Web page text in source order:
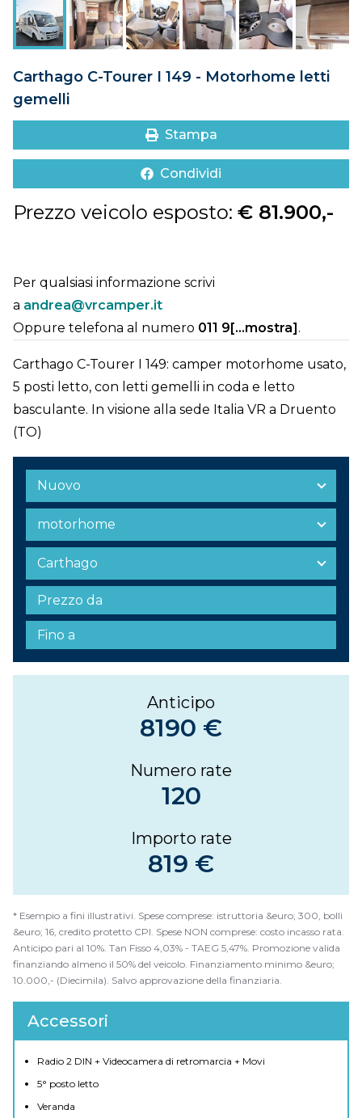
DOVE SIAMO
CONTATTI
Carthago C-Tourer I 149 - Motorhome letti
gemelli
Stampa
Condividi
Prezzo veicolo esposto: € 81.900,-
Per qualsiasi informazione scrivi
a andrea@vrcamper.it
Oppure telefona al numero 011 9[...mostra].
Carthago C-Tourer I 149: camper motorhome usato,
5 posti letto, con letti gemelli in coda e letto
basculante. In visione alla sede Italia VR a Druento
(TO)
Anticipo
8190 €
Numero rate
120
Importo rate
819 €
* Esempio a fini illustrativi. Spese comprese: istruttoria &euro; 300, bolli
&euro; 16, credito protetto CPI. Spese NON comprese: costo incasso rata.
Anticipo pari al 10%. Tan Fisso 4,03% - TAEG 5,47%. Promozione valida
finanziando almeno il 50% del veicolo. Finanziamento minimo &euro;
10.000,- (Diecimila). Salvo approvazione della finanziaria.
Accessori
Radio 2 DIN + Videocamera di retromarcia + Movi
5° posto letto
Veranda